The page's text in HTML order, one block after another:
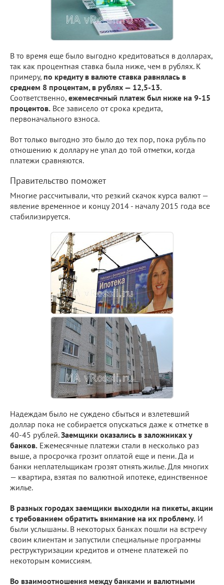
В то время еще было выгодно кредитоваться в долларах,
так как процентная ставка была ниже, чем в рублях. К
примеру, по кредиту в валюте ставка равнялась в
среднем 8 процентам, в рублях — 12,5-13.
Соответственно, ежемесячный платеж был ниже на 9-15
процентов. Все зависело от срока кредита,
первоначального взноса.
Вот только выгодно это было до тех пор, пока рубль по
отношению к доллару не упал до той отметки, когда
платежи сравняются.
Правительство поможет
Многие рассчитывали, что резкий скачок курса валют —
явление временное и концу 2014 - началу 2015 года все
стабилизируется.
Надеждам было не суждено сбыться и взлетевший
доллар пока не собирается опускаться даже к отметке в
40-45 рублей.Заемщики оказались в заложниках у
банков. Ежемесячные платежи стали в несколько раз
выше, а просрочка грозит оплатой еще и пени. Да и
банки неплательщикам грозят отнять жилье. Для многих
— квартира, взятая по валютной ипотеке, единственное
жилье.
В разных городах заемщики выходили на пикеты, акции
с требованием обратить внимание на их проблему. И
были услышаны. В некоторых банках пошли на встречу
своим клиентам и запустили специальные программы
реструктуризации кредитов и отмене платежей по
некоторым комиссиям.
Во взаимоотношения между банками и валютными